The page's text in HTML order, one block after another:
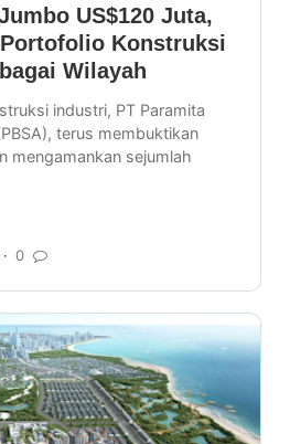
US$120 Juta,
Konstruksi
Wilayah
industri, PT Paramita
terus membuktikan
mengamankan sejumlah
0